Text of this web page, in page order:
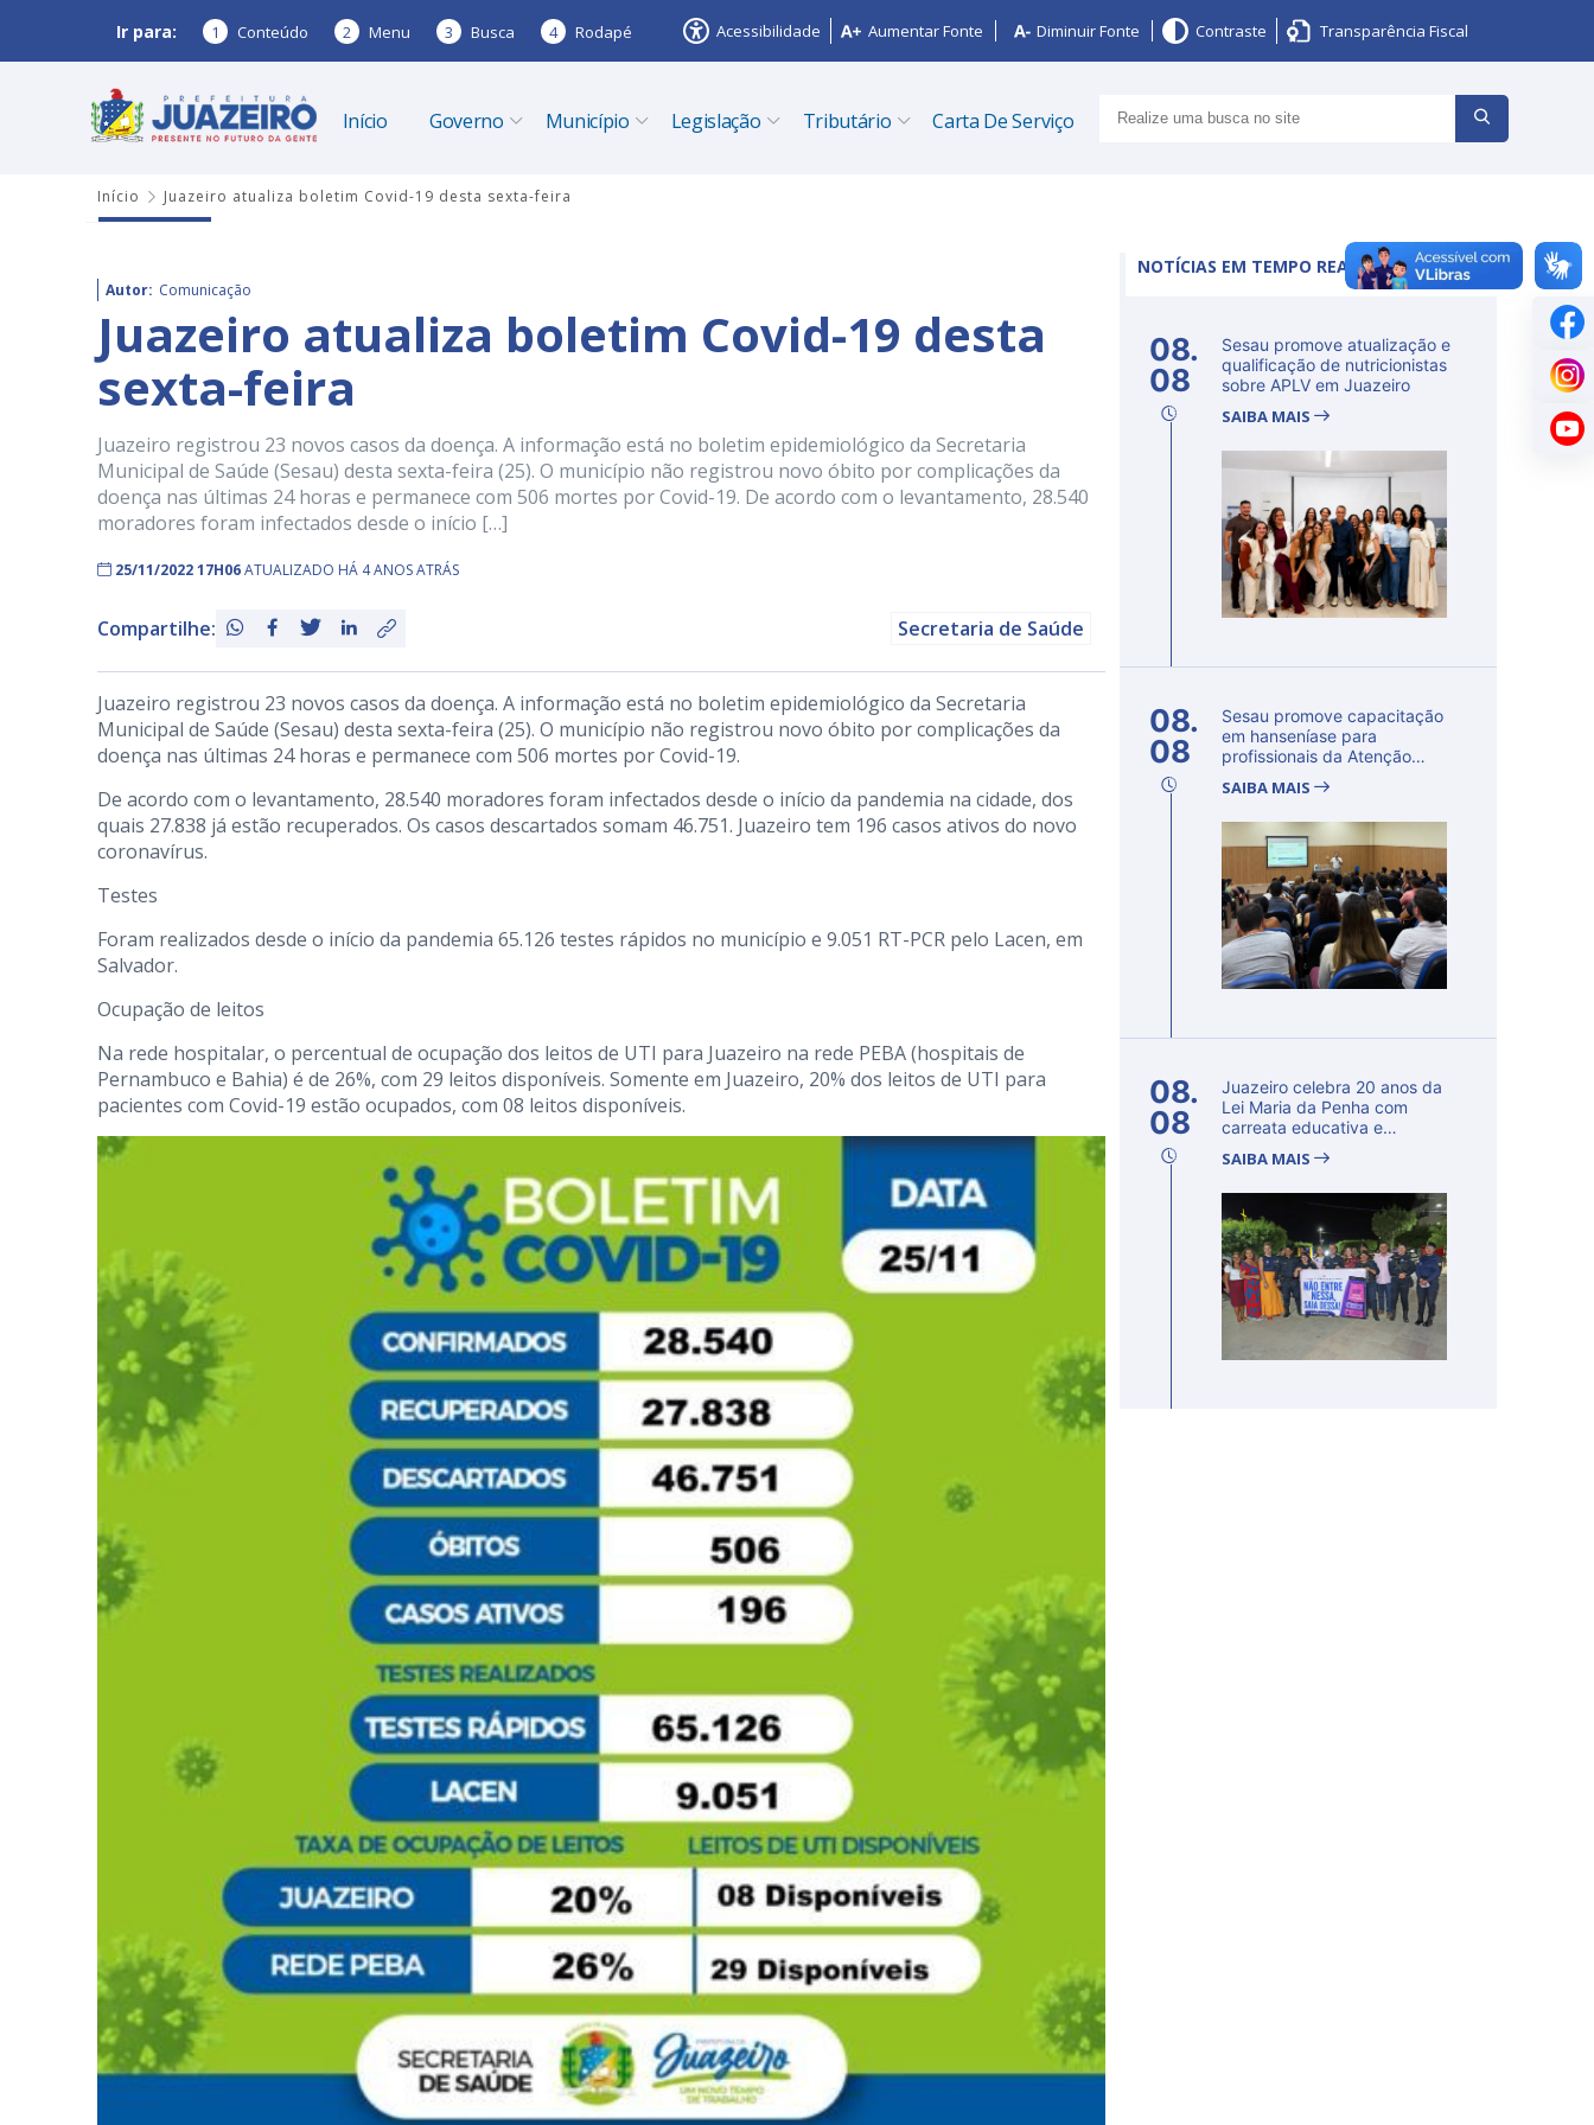
Ir para: 1 Conteúdo 2 Menu 3 Busca 4 Rodapé Acessibilidade Aumentar Fonte Diminuir Fonte Contraste Transparência Fiscal
Início Governo Município Legislação Tributário Carta De Serviço
Início Juazeiro atualiza boletim Covid-19 desta sexta-feira
Autor: Comunicação
Juazeiro atualiza boletim Covid-19 desta
sexta-feira
Juazeiro registrou 23 novos casos da doença. A informação está no boletim epidemiológico da Secretaria
Municipal de Saúde (Sesau) desta sexta-feira (25). O município não registrou novo óbito por complicações da
doença nas últimas 24 horas e permanece com 506 mortes por Covid-19. De acordo com o levantamento, 28.540
moradores foram infectados desde o início […]
25/11/2022 17H06ATUALIZADO HÁ 4 ANOS ATRÁS
Compartilhe: Secretaria de Saúde
Juazeiro registrou 23 novos casos da doença. A informação está no boletim epidemiológico da Secretaria
Municipal de Saúde (Sesau) desta sexta-feira (25). O município não registrou novo óbito por complicações da
doença nas últimas 24 horas e permanece com 506 mortes por Covid-19.
De acordo com o levantamento, 28.540 moradores foram infectados desde o início da pandemia na cidade, dos
quais 27.838 já estão recuperados. Os casos descartados somam 46.751. Juazeiro tem 196 casos ativos do novo
coronavírus.
Testes
Foram realizados desde o início da pandemia 65.126 testes rápidos no município e 9.051 RT-PCR pelo Lacen, em
Salvador.
Ocupação de leitos
Na rede hospitalar, o percentual de ocupação dos leitos de UTI para Juazeiro na rede PEBA (hospitais de
Pernambuco e Bahia) é de 26%, com 29 leitos disponíveis. Somente em Juazeiro, 20% dos leitos de UTI para
pacientes com Covid-19 estão ocupados, com 08 leitos disponíveis.
NOTÍCIAS EM TEMPO REAL
08.
08
Sesau promove atualização e
qualificação de nutricionistas
sobre APLV em Juazeiro
SAIBA MAIS
08.
08
Sesau promove capacitação
em hanseníase para
profissionais da Atenção
SAIBA MAIS
08.
08
Juazeiro celebra 20 anos da
Lei Maria da Penha com
carreata educativa e
SAIBA MAIS